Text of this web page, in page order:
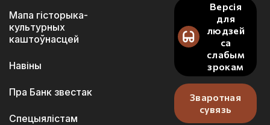
Мапа гісторыка-
культурных
каштоўнасцей
Навіны
Пра Банк звестак
Спецыялістам
Версія
для
людзей
са
слабым
зрокам
Зваротная
сувязь